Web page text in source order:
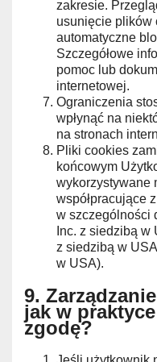
zakresie.
usunięcie plików
automatyczne
Szczegółowe
pomoc lub
internetowej.
Ograniczenia
wpłynąć na
na stronach
Pliki cookies
końcowym
wykorzystywane
współpracujące
w szczególności
Inc. z siedzibą
z siedzibą w
w USA).
9.
jak w
zgodę?